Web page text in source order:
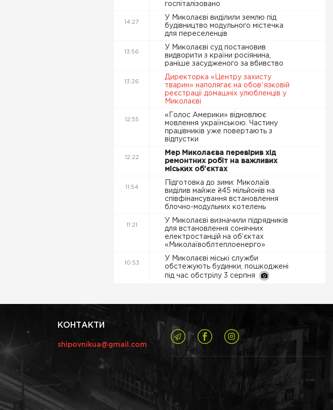
госпіталізовано
14:27
У Миколаєві виділили землю під
будівництво модульного містечка
для переселенців
13:56
У Миколаєві суд постановив
видворити з країни росіянина,
раніше засудженого за вбивство
13:26
Директорка «Центру захисту
тварин» наполягає на обовʼязковій
реєстрації домашніх улюбленців у
Миколаєві
12:55
«Голос Америки» відновлює
мовлення українською. Частину
працівників уже повертають з
відпустки
12:22
Мер Миколаєва перевірив хід
ремонтних робіт на важливих
міських об'єктах
11:54
Підготовка до зими: Миколаїв
виділив майже ₴45 мільйонів на
співфінансування встановлення
блочно-модульних котелень
11:21
У Миколаєві визначили підрядників
для встановлення сонячних
електростанцій на об’єктах
«Миколаївоблтеплоенерго»
10:53
У Миколаєві міські служби
обстежують будинки, пошкоджені
під час обстрілу 3 серпня
КОНТАКТИ
shipovnikua@gmail.com